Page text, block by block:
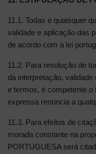
11.1. Todas e quaisquer
validade e aplicação das
de acordo com a lei
11.2. Para resolução de
da interpretação,
e termos, é competente
expressa renúncia a
11.3. Para efeitos de
morada constante na
PORTUGUESA será